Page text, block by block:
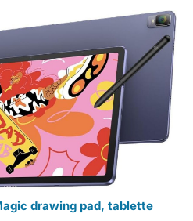
drawing pad, tablette